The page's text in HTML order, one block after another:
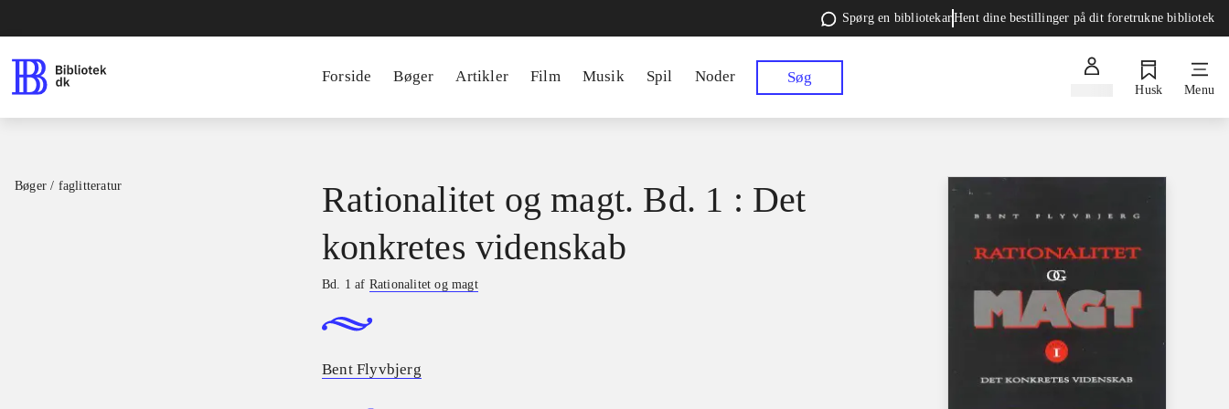
Spørg en bibliotekarHent dine bestillinger på dit foretrukne bibliotek
Forside Bøger Artikler Film Musik Spil Noder Søg
Husk Menu
Bøger / faglitteratur
Rationalitet og magt. Bd. 1 : Det
konkretes videnskab
Bd. 1 af Rationalitet og magt
Bent Flyvbjerg